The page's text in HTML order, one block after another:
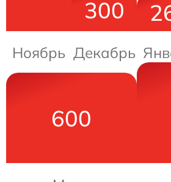
Ноябрь
300
Декабрь
600